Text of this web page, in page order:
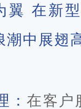
：在客户